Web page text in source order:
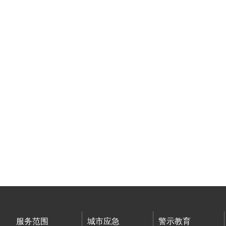
服务范围 城市应急 警示教育